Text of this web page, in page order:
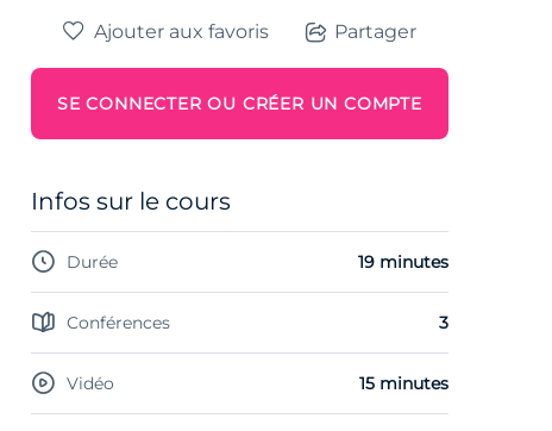
Ajouter aux favoris Partager
SE CONNECTER OU CRÉER UN COMPTE
Infos sur le cours
Durée 19 minutes
Conférences 3
Vidéo 15 minutes